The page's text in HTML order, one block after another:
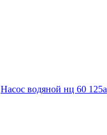
Насос водяной нц 60 125а